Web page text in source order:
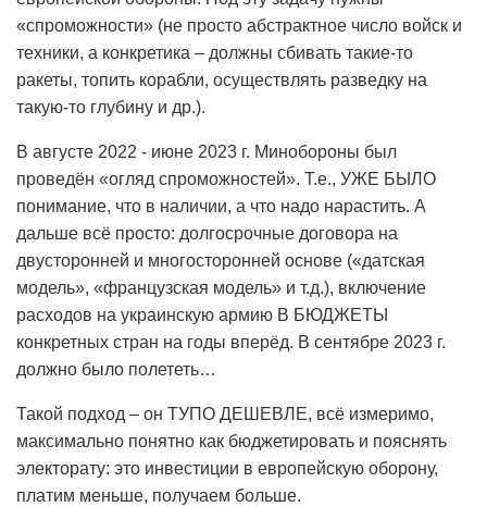
«спроможности» (не просто абстрактное число войск и
техники, а конкретика – должны сбивать такие-то
ракеты, топить корабли, осуществлять разведку на
такую-то глубину и др.).
В августе 2022 - июне 2023 г. Минобороны был
проведён «огляд спроможностей». Т.е., УЖЕ БЫЛО
понимание, что в наличии, а что надо нарастить. А
дальше всё просто: долгосрочные договора на
двусторонней и многосторонней основе («датская
модель», «французская модель» и т.д.), включение
расходов на украинскую армию В БЮДЖЕТЫ
конкретных стран на годы вперёд. В сентябре 2023 г.
должно было полететь…
Такой подход – он ТУПО ДЕШЕВЛЕ, всё измеримо,
максимально понятно как бюджетировать и пояснять
электорату: это инвестиции в европейскую оборону,
платим меньше, получаем больше.